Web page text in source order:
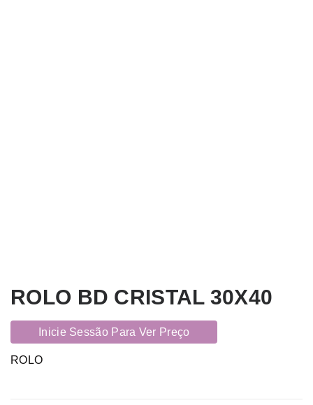
ROLO BD CRISTAL 30X40
Inicie Sessão Para Ver Preço
ROLO